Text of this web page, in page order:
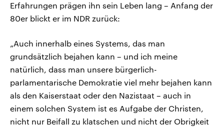
Erfahrungen prägen ihn sein Leben lang – Anfang der
80er blickt er im NDR zurück:
„Auch innerhalb eines Systems, das man
grundsätzlich bejahen kann – und ich meine
natürlich, dass man unsere bürgerlich-
parlamentarische Demokratie viel mehr bejahen kann
als den Kaiserstaat oder den Nazistaat – auch in
einem solchen System ist es Aufgabe der Christen,
nicht nur Beifall zu klatschen und nicht der Obrigkeit